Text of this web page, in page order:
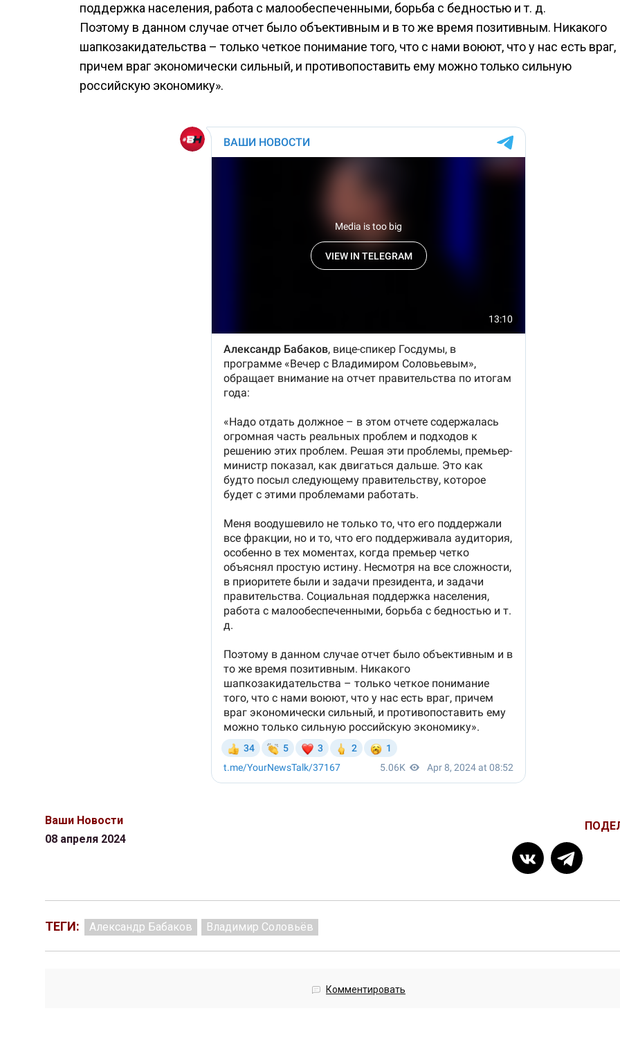
поддержка населения, работа с малообеспеченными, борьба с бедностью и т. д.
Поэтому в данном случае отчет было объективным и в то же время позитивным. Никакого
шапкозакидательства – только четкое понимание того, что с нами воюют, что у нас есть враг,
причем враг экономически сильный, и противопоставить ему можно только сильную
российскую экономику».
Ваши Новости
08 апреля 2024
ТЕГИ: Александр Бабаков Владимир Соловьёв
Комментировать